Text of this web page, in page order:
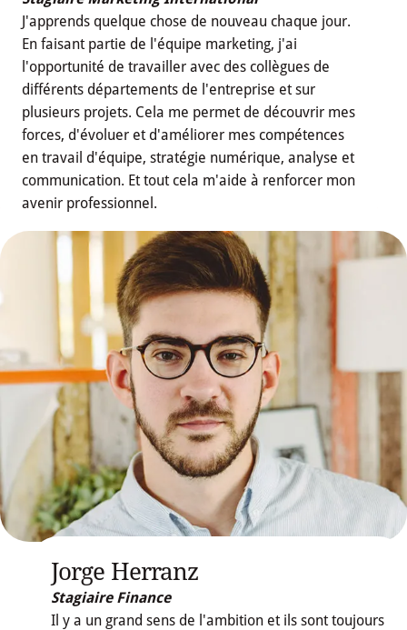
J'apprends quelque chose de nouveau chaque jour.
En faisant partie de l'équipe marketing, j'ai
l'opportunité de travailler avec des collègues de
différents départements de l'entreprise et sur
plusieurs projets. Cela me permet de découvrir mes
forces, d'évoluer et d'améliorer mes compétences
en travail d'équipe, stratégie numérique, analyse et
communication. Et tout cela m'aide à renforcer mon
avenir professionnel.
Jorge Herranz
Stagiaire Finance
Il y a un grand sens de l'ambition et ils sont toujours